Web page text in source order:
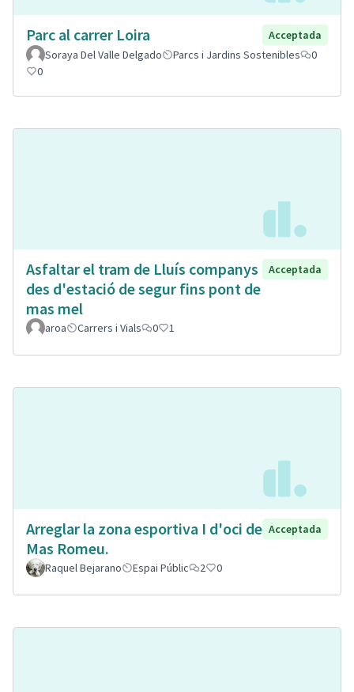
Parc al carrer Loira
Acceptada
Soraya Del Valle Delgado
Parcs i Jardins Sostenibles
0
0
Asfaltar el tram de Lluís companys
des d'estació de segur fins pont de
mas mel
Acceptada
aroa Carrers i Vials 0 1
Arreglar la zona esportiva I d'oci de
Mas Romeu.
Acceptada
Raquel Bejarano Espai Públic 2 0